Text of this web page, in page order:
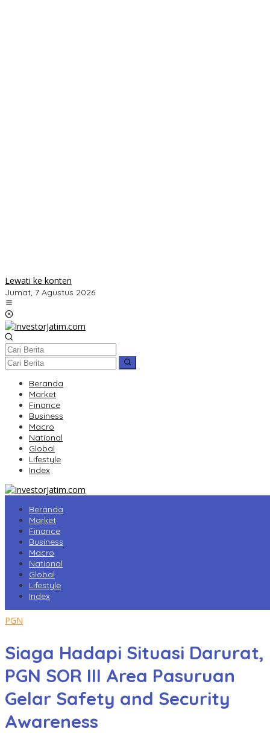
Lewati ke konten
Jumat, 7 Agustus 2026
Beranda
Market
Finance
Business
Macro
National
Global
Lifestyle
Index
Beranda
Market
Finance
Business
Macro
National
Global
Lifestyle
Index
PGN
Siaga Hadapi Situasi Darurat,
PGN SOR III Area Pasuruan
Gelar Safety and Security
Awareness